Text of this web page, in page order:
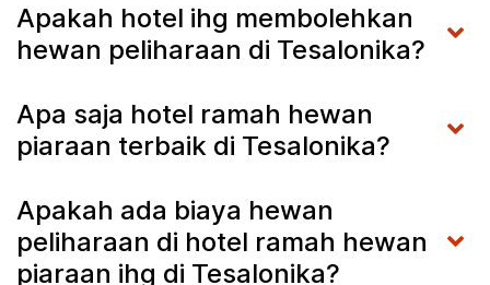
Apakah hotel ihg membolehkan
hewan peliharaan di Tesalonika?
Apa saja hotel ramah hewan
piaraan terbaik di Tesalonika?
Apakah ada biaya hewan
peliharaan di hotel ramah hewan
piaraan ihg di Tesalonika?